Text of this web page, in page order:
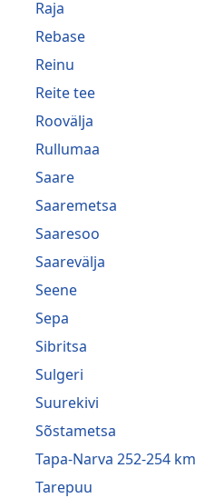
Raja
Rebase
Reinu
Reite tee
Roovälja
Rullumaa
Saare
Saaremetsa
Saaresoo
Saarevälja
Seene
Sepa
Sibritsa
Sulgeri
Suurekivi
Sõstametsa
Tapa-Narva 252-254 km
Tarepuu